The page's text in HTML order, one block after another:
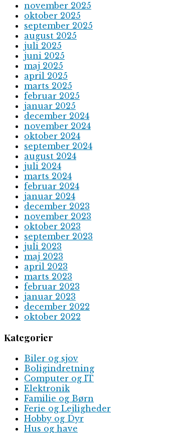
november 2025
oktober 2025
september 2025
august 2025
juli 2025
juni 2025
maj 2025
april 2025
marts 2025
februar 2025
januar 2025
december 2024
november 2024
oktober 2024
september 2024
august 2024
juli 2024
marts 2024
februar 2024
januar 2024
december 2023
november 2023
oktober 2023
september 2023
juli 2023
maj 2023
april 2023
marts 2023
februar 2023
januar 2023
december 2022
oktober 2022
Kategorier
Biler og sjov
Boligindretning
Computer og IT
Elektronik
Familie og Børn
Ferie og Lejligheder
Hobby og Dyr
Hus og have